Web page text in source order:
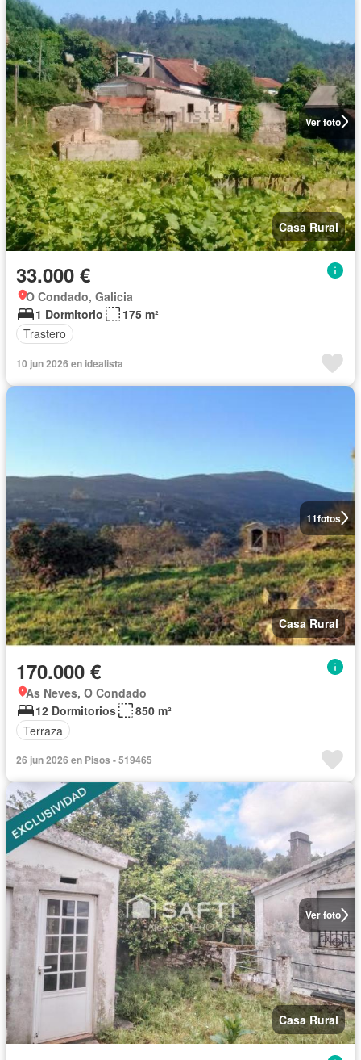
Ver foto
Casa Rural
33.000 €
O Condado, Galicia
1 Dormitorio
175 m²
Trastero
10 jun 2026 en idealista
11fotos
Casa Rural
170.000 €
As Neves, O Condado
12 Dormitorios
850 m²
Terraza
26 jun 2026 en Pisos - 519465
Ver foto
Casa Rural